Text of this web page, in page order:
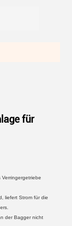
für
liefert Strom für die
der Bagger nicht